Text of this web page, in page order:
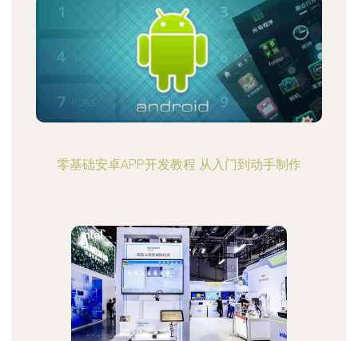
零基础安卓APP开发教程 从入门到动手制作